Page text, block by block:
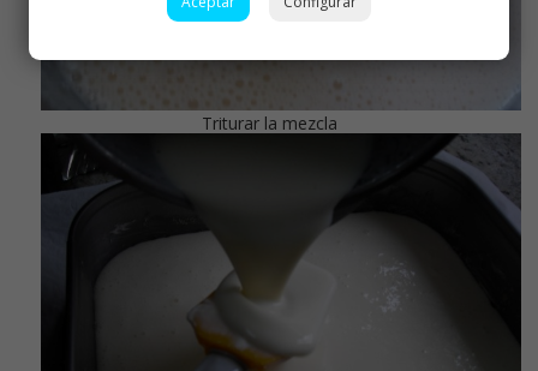
Triturar la mezcla